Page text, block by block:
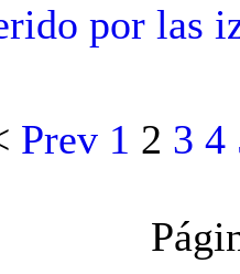
por las
Prev 1 2 3 4